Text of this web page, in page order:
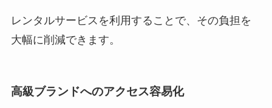
レンタルサービスを利用することで、その負担を
大幅に削減できます。
高級ブランドへのアクセス容易化